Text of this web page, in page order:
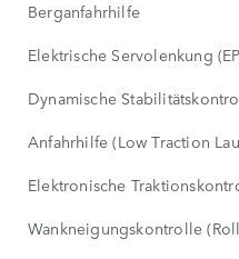
Berganfahrhilfe
Elektrische Servolenkung
Dynamische
Anfahrhilfe (Low Traction
Elektronische
Wankneigungskontrolle